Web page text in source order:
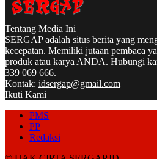
Tentang Media Ini
SERGAP adalah situs berita yang
kecepatan. Memiliki jutaan pembaca
produk atau karya ANDA. Hubungi
339 069 666.
Kontak: idsergap@gmail.com
Ikuti Kami
PMS
PP
Redaksi